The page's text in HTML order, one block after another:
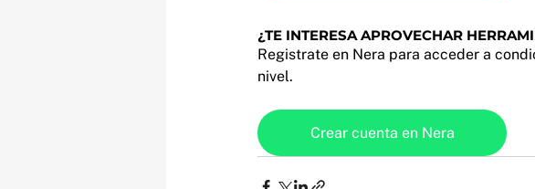
¿TE INTERESA APROVECHAR
Registrate en Nera para acceder a
nivel.
Crear cuenta en Nera